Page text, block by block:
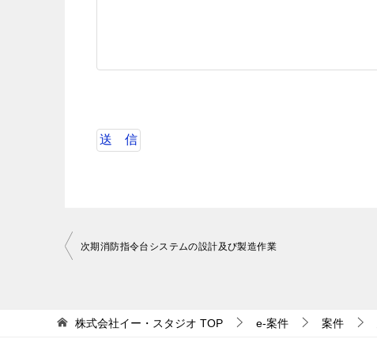
投
ビ
次期消防指令台システムの設計及び製造作業
株式会社イー・スタジオ TOP e-案件 案件